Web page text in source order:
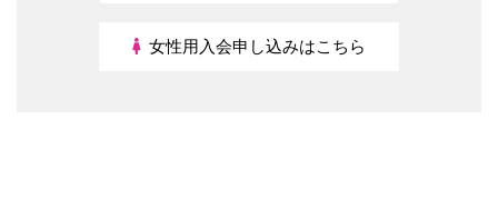
女性用入会申し込みはこちら